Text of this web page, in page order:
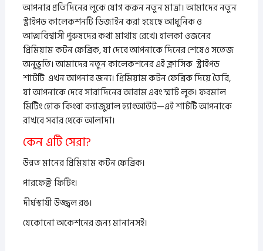
আপনার প্রতিদিনের লুকে যোগ করুন নতুন মাত্রা। আমাদের নতুন
স্ট্রাইপড কালেকশনটি ডিজাইন করা হয়েছে আধুনিক ও
আত্মবিশ্বাসী পুরুষদের কথা মাথায় রেখে। হালকা ওজনের
প্রিমিয়াম কটন ফেব্রিক, যা দেবে আপনাকে দিনের শেষেও সতেজ
অনুভূতি। আমাদের নতুন কালেকশনের এই ক্লাসিক স্ট্রাইপড
শার্টটি এখন আপনার জন্য। প্রিমিয়াম কটন ফেব্রিক দিয়ে তৈরি,
যা আপনাকে দেবে সারাদিনের আরাম এবং স্মার্ট লুক। ফরমাল
মিটিং হোক কিংবা ক্যাজুয়াল হ্যাংআউট—এই শার্টটি আপনাকে
রাখবে সবার থেকে আলাদা।
কেন এটি সেরা?
উন্নত মানের প্রিমিয়াম কটন ফেব্রিক।
পারফেক্ট ফিটিং।
দীর্ঘস্থায়ী উজ্জ্বল রঙ।
যেকোনো অকেশনের জন্য মানানসই।